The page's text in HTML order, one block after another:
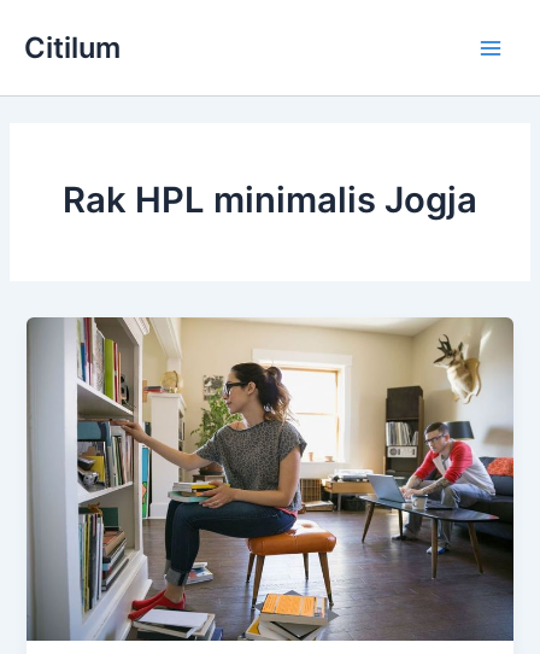
Citilum
Rak HPL minimalis Jogja